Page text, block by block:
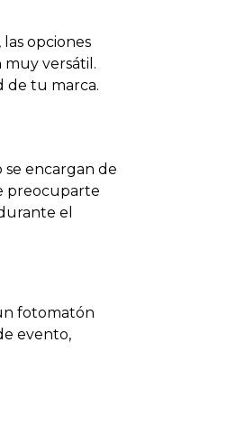
opciones
versátil.
de tu marca.
encargan de
preocuparte
el
fotomatón
evento,